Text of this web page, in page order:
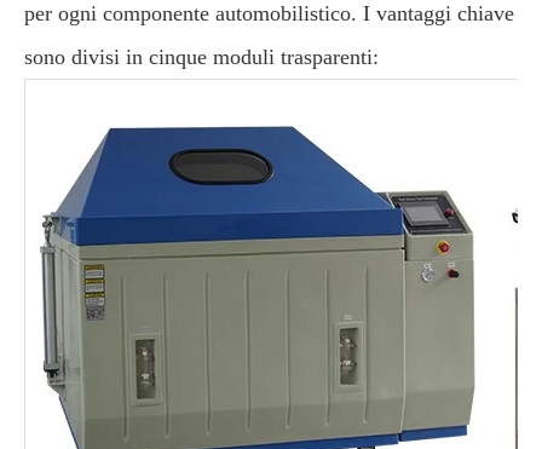
per ogni componente automobilistico. I vantaggi chiave
sono divisi in cinque moduli trasparenti: